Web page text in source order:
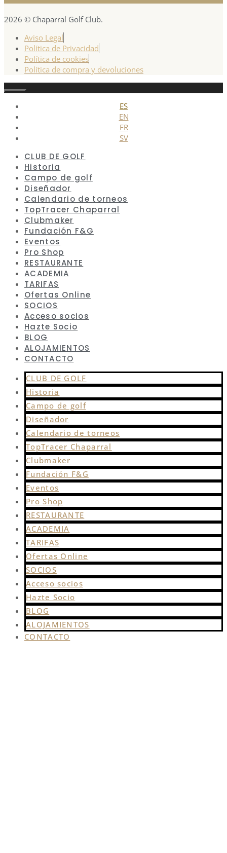
2026 © Chaparral Golf Club.
Aviso Legal
Política de Privacidad
Política de cookies
Política de compra y devoluciones
Cerrar
ES
EN
FR
SV
CLUB DE GOLF
Historia
Campo de golf
Diseñador
Calendario de torneos
TopTracer Chaparral
Clubmaker
Fundación F&G
Eventos
Pro Shop
RESTAURANTE
ACADEMIA
TARIFAS
Ofertas Online
SOCIOS
Acceso socios
Hazte Socio
BLOG
ALOJAMIENTOS
CONTACTO
CLUB DE GOLF
Historia
Campo de golf
Diseñador
Calendario de torneos
TopTracer Chaparral
Clubmaker
Fundación F&G
Eventos
Pro Shop
RESTAURANTE
ACADEMIA
TARIFAS
Ofertas Online
SOCIOS
Acceso socios
Hazte Socio
BLOG
ALOJAMIENTOS
CONTACTO